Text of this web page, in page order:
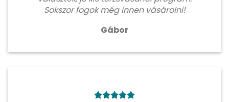
Sokszor fogok még innen vásárolni!
Gábor